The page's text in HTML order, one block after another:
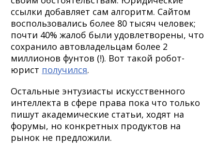
ссылки добавляет сам алгоритм. Сайтом
воспользовались более 80 тысяч человек;
почти 40% жалоб были удовлетворены, что
сохранило автовладельцам более 2
миллионов фунтов (!). Вот такой робот-
юрист получился.
Остальные энтузиасты искусственного
интеллекта в сфере права пока что только
пишут академические статьи, ходят на
форумы, но конкретных продуктов на
рынок не предложили.